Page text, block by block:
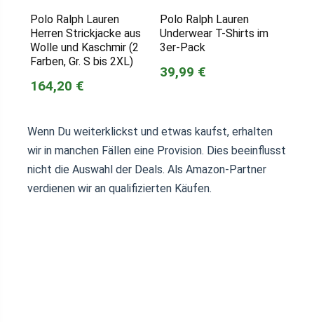
Polo Ralph Lauren
Herren Strickjacke aus
Wolle und Kaschmir (2
Farben, Gr. S bis 2XL)
164,20 €
Polo Ralph Lauren
Underwear T-Shirts im
3er-Pack
39,99 €
Wenn Du weiterklickst und etwas kaufst, erhalten
wir in manchen Fällen eine Provision. Dies beeinflusst
nicht die Auswahl der Deals. Als Amazon-Partner
verdienen wir an qualifizierten Käufen.